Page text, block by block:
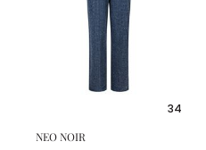
34
NEO NOIR